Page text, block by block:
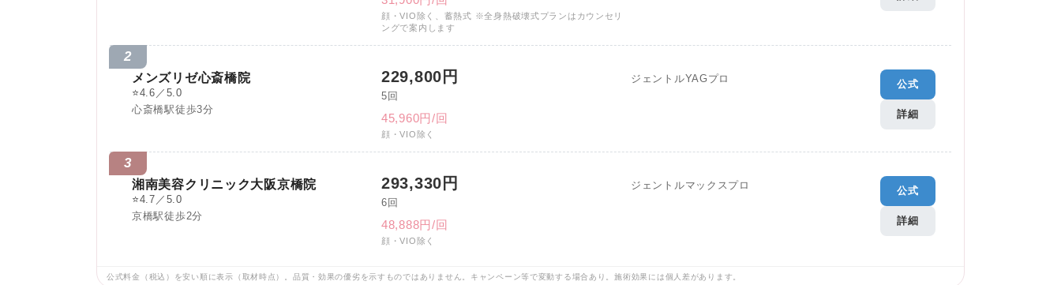
顔・VIO除く、蓄熱式 ※全身熱破壊式プランはカウンセリ
ングで案内します
2
メンズリゼ心斎橋院
⭐4.6／5.0
心斎橋駅徒歩3分
229,800円
5回
45,960円/回
顔・VIO除く
ジェントルYAGプロ 公式
詳細
3
湘南美容クリニック大阪京橋院
⭐4.7／5.0
京橋駅徒歩2分
293,330円
6回
48,888円/回
顔・VIO除く
ジェントルマックスプロ 公式
詳細
公式料金（税込）を安い順に表示（取材時点）。品質・効果の優劣を示すものではありません。キャンペーン等で変動する場合あり。施術効果には個人差があります。